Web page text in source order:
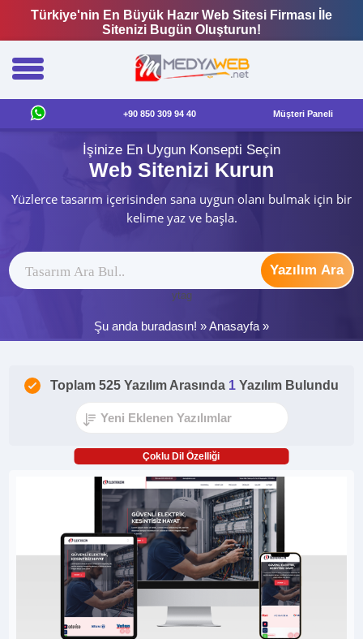
Türkiye'nin En Büyük Hazır Web Sitesi Firması İle
Sitenizi Bugün Oluşturun!
+90 850 309 94 40 Müşteri Paneli
İşinize En Uygun Konsepti Seçin
Web Sitenizi Kurun
Yüzlerce tasarım içerisinden sana uygun olanı bulmak için bir
kelime yaz ve başla.
Yazılım Ara
ytag
Şu anda buradasın! »Anasayfa »
Toplam 525 Yazılım Arasında 1 Yazılım Bulundu
Çoklu Dil Özelliği